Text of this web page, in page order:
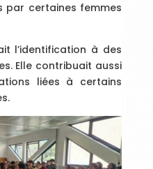
par certaines femmes
l’identification à des
Elle contribuait aussi
liées à certains